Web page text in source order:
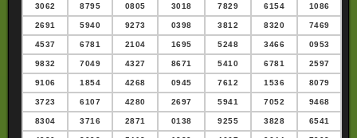
3062 8795 0805 3018 7829 6154 1086
2691 5940 9273 0398 3812 8320 7469
4537 6781 2104 1695 5248 3466 0953
9832 7049 4327 8671 5410 6781 2597
9106 1854 4268 0945 7612 1536 8079
3723 6107 4280 2697 5941 7052 9468
8304 3716 2871 0138 9255 3828 6541